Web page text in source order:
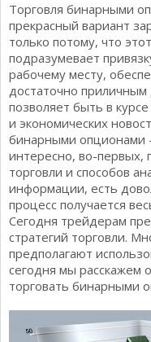
Опционы для
Стратегии
Торговля
Отзывы о
Стратегии
Добавить
Торговля бинарными
прекрасный вариант
только потому, что
подразумевает
рабочему месту,
достаточно
позволяет быть в
и экономических
бинарными опционами
интересно, во-первых,
торговли и способов
информации, есть
процесс получается
Сегодня трейдерам
стратегий торговли.
предполагают
сегодня мы расскажем
торговать бинарными